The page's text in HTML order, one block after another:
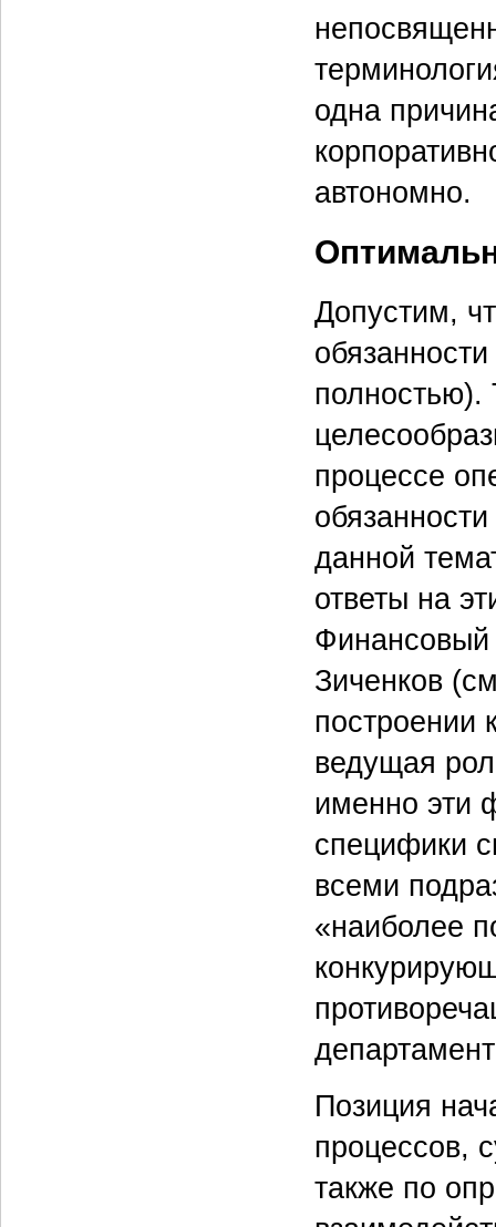
одна
автономно.
Допустим,
полностью).
процессе
данной
ответы на
Зиченков
построении
ведущая
именно эти
специфики
всеми
«наиболее
Позиция
процессов,
также по